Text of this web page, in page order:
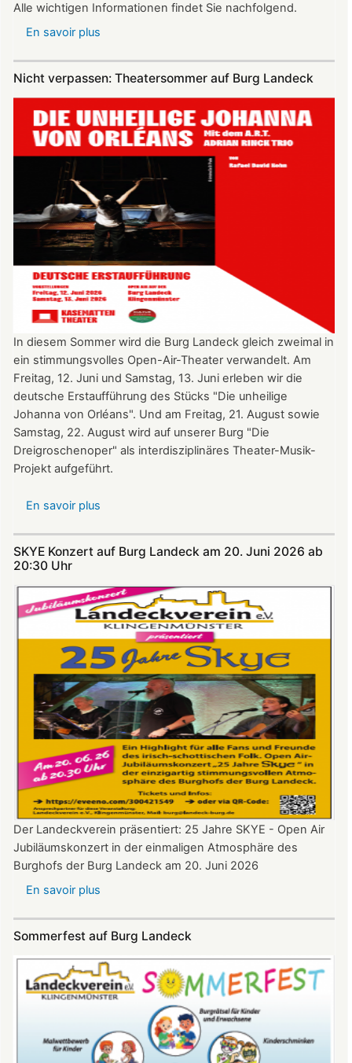
Alle wichtigen Informationen findet Sie nachfolgend.
En savoir plus
4.
2026
nach
Freiburg
Nicht verpassen: Theatersommer auf Burg Landeck
In diesem Sommer wird die Burg Landeck gleich zweimal in
ein stimmungsvolles Open-Air-Theater verwandelt. Am
Freitag, 12. Juni und Samstag, 13. Juni erleben wir die
deutsche Erstaufführung des Stücks "Die unheilige
Johanna von Orléans". Und am Freitag, 21. August sowie
Samstag, 22. August wird auf unserer Burg "Die
Dreigroschenoper" als interdisziplinäres Theater-Musik-
Projekt aufgeführt.
En savoir plus
Theatersommer
Burg
Landeck
SKYE Konzert auf Burg Landeck am 20. Juni 2026 ab
20:30 Uhr​​​​​​​​​​​​​​
Der Landeckverein präsentiert: 25 Jahre SKYE - Open Air
Jubiläumskonzert in der einmaligen Atmosphäre des
Burghofs der Burg Landeck am 20. Juni 2026
En savoir plus
auf
Burg
Landeck
am
Juni
2026
Sommerfest auf Burg Landeck